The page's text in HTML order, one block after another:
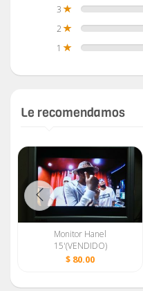
3
2
1
Le recomendamos
Monitor Hanel
15'(VENDIDO)
$ 80.00